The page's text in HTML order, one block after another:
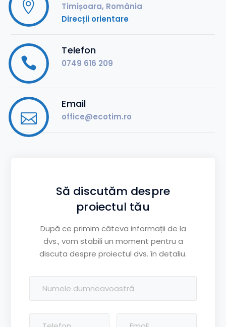
Timișoara, România
Direcții orientare
Telefon
0749 616 209
Email
office@ecotim.ro
Să discutăm despre
proiectul tău
După ce primim câteva informații de la
dvs., vom stabili un moment pentru a
discuta despre proiectul dvs. în detaliu.